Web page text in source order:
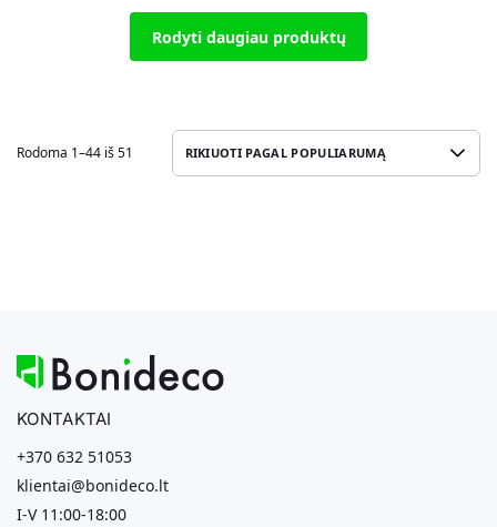
Rodyti daugiau produktų
Rodoma 1–44 iš 51
KONTAKTAI
+370 632 51053
klientai@bonideco.lt
I-V 11:00-18:00